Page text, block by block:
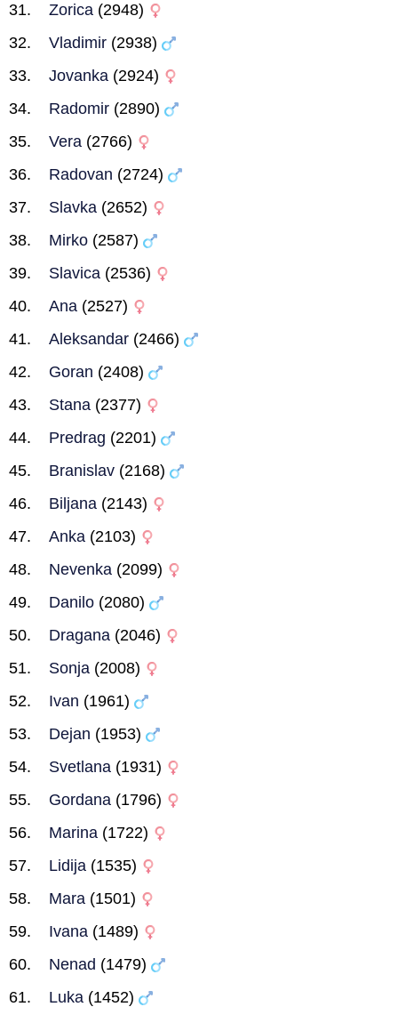
Zorica (2948)
Vladimir (2938)
Jovanka (2924)
Radomir (2890)
Vera (2766)
Radovan (2724)
Slavka (2652)
Mirko (2587)
Slavica (2536)
Ana (2527)
Aleksandar (2466)
Goran (2408)
Stana (2377)
Predrag (2201)
Branislav (2168)
Biljana (2143)
Anka (2103)
Nevenka (2099)
Danilo (2080)
Dragana (2046)
Sonja (2008)
Ivan (1961)
Dejan (1953)
Svetlana (1931)
Gordana (1796)
Marina (1722)
Lidija (1535)
Mara (1501)
Ivana (1489)
Nenad (1479)
Luka (1452)